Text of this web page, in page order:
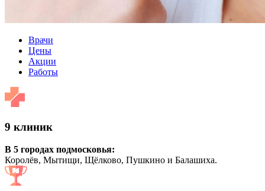
Врачи
Цены
Акции
Работы
9 клиник
В 5 городах подмосковья:
Королёв, Мытищи, Щёлково, Пушкино и Балашиха.